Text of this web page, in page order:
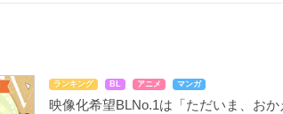
ランキング BL アニメ マンガ
映像化希望BLNo.1は「ただいま、お